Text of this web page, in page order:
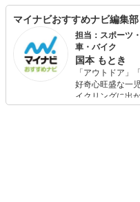
マイナビおすすめナビ編集部
担当：スポーツ
車・バイク
国本 もとき
「アウトドア」
好奇心旺盛な一
イクリングに出
ます。読者の「